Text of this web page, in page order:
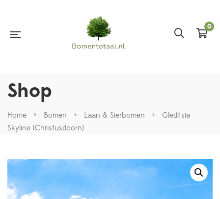
0
Shop
Home > Bomen > Laan & Sierbomen >
Gleditsia
Skyline (Christusdoorn)